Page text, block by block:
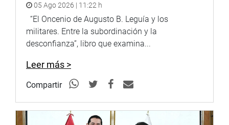
05 Ago 2026 | 11:22 h
“El Oncenio de Augusto B. Leguía y los
militares. Entre la subordinación y la
desconfianza”, libro que examina...
Leer más >
Compartir